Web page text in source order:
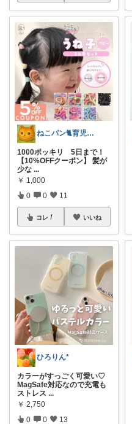
ねこパン🐈育児お助け
1000ポッキリ 5日まで！
【10%OFFクーポン】 髪が
少な ...
￥ 1,000
0 0 11
コレ いいね
ひろりん*
カラーがすっごく可愛い♡
MagSafe対応なので充電も
ストレス ...
￥ 2,750
0 0 13